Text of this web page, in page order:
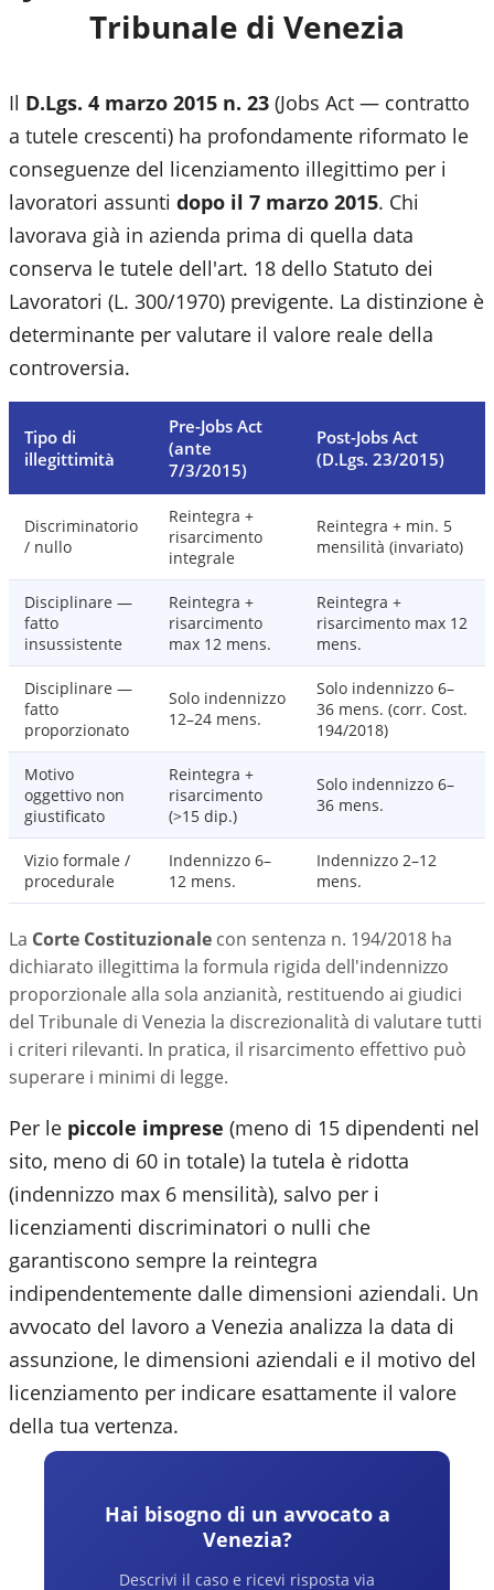
Tribunale di Venezia
Il D.Lgs. 4 marzo 2015 n. 23 (Jobs Act — contratto
a tutele crescenti) ha profondamente riformato le
conseguenze del licenziamento illegittimo per i
lavoratori assunti dopo il 7 marzo 2015. Chi
lavorava già in azienda prima di quella data
conserva le tutele dell'art. 18 dello Statuto dei
Lavoratori (L. 300/1970) previgente. La distinzione è
determinante per valutare il valore reale della
controversia.
Tipo di
illegittimità
Pre-Jobs Act
(ante
7/3/2015)
Post-Jobs Act
(D.Lgs. 23/2015)
Discriminatorio
/ nullo
Reintegra +
risarcimento
integrale
Reintegra + min. 5
mensilità (invariato)
Disciplinare —
fatto
insussistente
Reintegra +
risarcimento
max 12 mens.
Reintegra +
risarcimento max 12
mens.
Disciplinare —
fatto
proporzionato
Solo indennizzo
12–24 mens.
Solo indennizzo 6–
36 mens. (corr. Cost.
194/2018)
Motivo
oggettivo non
giustificato
Reintegra +
risarcimento
(>15 dip.)
Solo indennizzo 6–
36 mens.
Vizio formale /
procedurale
Indennizzo 6–
12 mens.
Indennizzo 2–12
mens.
La Corte Costituzionale con sentenza n. 194/2018 ha
dichiarato illegittima la formula rigida dell'indennizzo
proporzionale alla sola anzianità, restituendo ai giudici
del Tribunale di Venezia la discrezionalità di valutare tutti
i criteri rilevanti. In pratica, il risarcimento effettivo può
superare i minimi di legge.
Per le piccole imprese (meno di 15 dipendenti nel
sito, meno di 60 in totale) la tutela è ridotta
(indennizzo max 6 mensilità), salvo per i
licenziamenti discriminatori o nulli che
garantiscono sempre la reintegra
indipendentemente dalle dimensioni aziendali. Un
avvocato del lavoro a Venezia analizza la data di
assunzione, le dimensioni aziendali e il motivo del
licenziamento per indicare esattamente il valore
della tua vertenza.
Hai bisogno di un avvocato a
Venezia?
Descrivi il caso e ricevi risposta via